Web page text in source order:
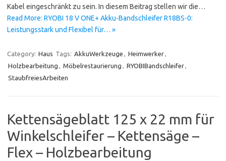
Kabel eingeschränkt zu sein. In diesem Beitrag stellen wir die…
Read More: RYOBI 18 V ONE+ Akku-Bandschleifer R18BS-0:
Leistungsstark und Flexibel für… »
Category: Haus Tags: AkkuWerkzeuge , Heimwerker,
Holzbearbeitung , Möbelrestaurierung , RYOBIBandschleifer,
StaubfreiesArbeiten
Kettensägeblatt 125 x 22 mm für
Winkelschleifer – Kettensäge –
Flex – Holzbearbeitung